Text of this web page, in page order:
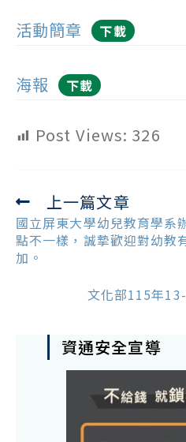
活動簡章
下載
海報 下載
Post Views: 326
Read
more
articles
上一篇文章
國立屏東大學幼兒教育學系
點不一樣，誠摯歡迎對幼教
加。
文化部115年
資通安全宣導